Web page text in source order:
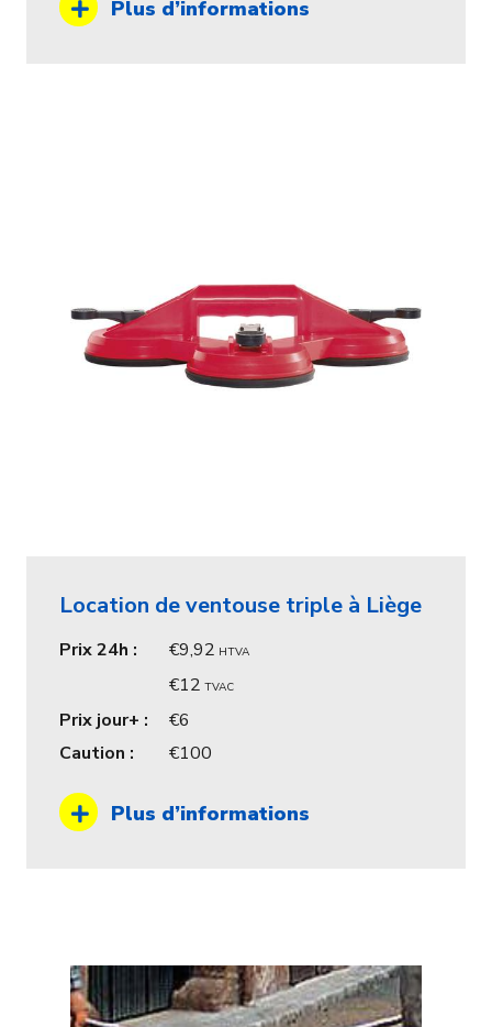
Plus d’informations
Location de ventouse triple à Liège
Prix 24h : 9,92 HTVA
12 TVAC
Prix jour+ :
6
Caution :
100
Plus d’informations